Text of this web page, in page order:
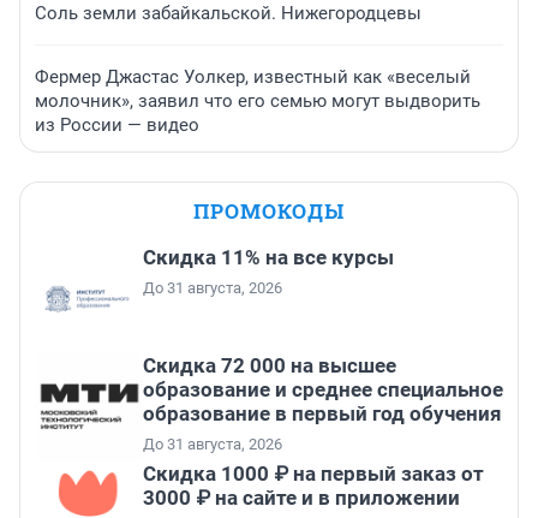
Соль земли забайкальской. Нижегородцевы
Фермер Джастас Уолкер, известный как «веселый
молочник», заявил что его семью могут выдворить
из России — видео
ПРОМОКОДЫ
Скидка 11% на все курсы
До 31 августа, 2026
Скидка 72 000 на высшее
образование и среднее специальное
образование в первый год обучения
До 31 августа, 2026
Скидка 1000 ₽ на первый заказ от
3000 ₽ на сайте и в приложении